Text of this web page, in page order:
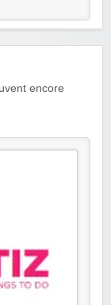
encore